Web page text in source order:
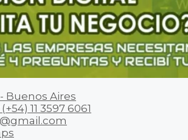
Buenos Aires
(+54) 11 3597 6061